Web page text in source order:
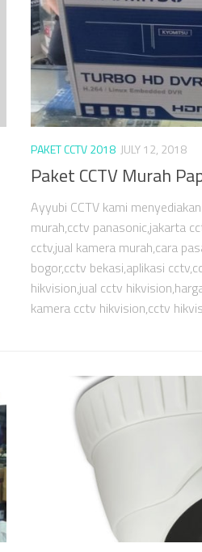
PAKET CCTV 2018 JULY 12, 2018
Paket CCTV Murah
Ayyubi CCTV kami
murah,cctv panasonic,jakarta
cctv,jual kamera murah,cara
bogor,cctv bekasi,aplikasi
hikvision,jual cctv
kamera cctv hikvision,cctv